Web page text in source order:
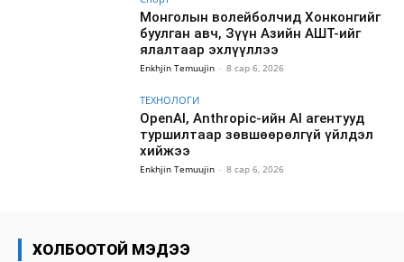
Монголын волейболчид Хонконгийг
буулган авч, Зүүн Азийн АШТ-ийг
ялалтаар эхлүүллээ
Enkhjin Temuujin - 8 сар 6, 2026
ТЕХНОЛОГИ
OpenAI, Anthropic-ийн AI агентууд
туршилтаар зөвшөөрөлгүй үйлдэл
хийжээ
Enkhjin Temuujin - 8 сар 6, 2026
ХОЛБООТОЙ МЭДЭЭ